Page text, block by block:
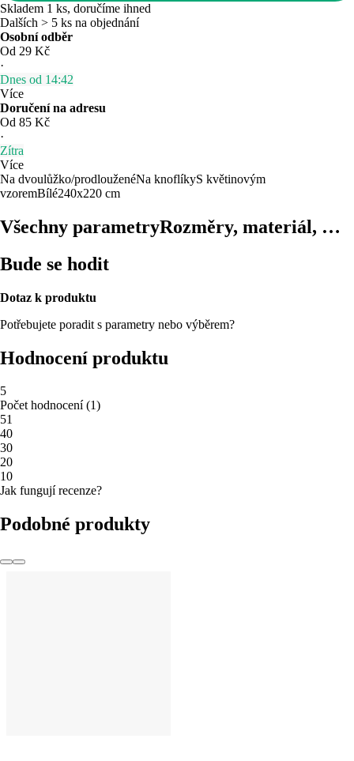
Skladem 1 ks, doručíme ihned
Dalších > 5 ks na objednání
Osobní odběr
Od 29 Kč
·
Dnes od 14:42
Více
Doručení na adresu
Od 85 Kč
·
Zítra
Více
Na dvoulůžko/prodlouženéNa knoflíkyS květinovým
vzoremBílé240x220 cm
Všechny parametryRozměry, materiál, …
Bude se hodit
Dotaz k produktu
Potřebujete poradit s parametry nebo výběrem?
Hodnocení produktu
5
Počet hodnocení(1)
51
40
30
20
10
Jak fungují recenze?
Podobné produkty